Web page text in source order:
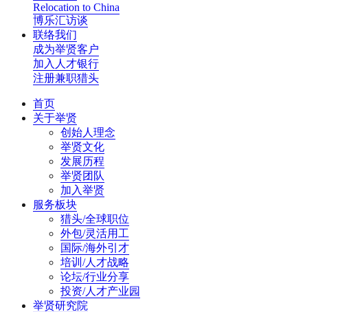
Relocation to China
博乐汇访谈
联络我们
成为举贤客户
加入人才银行
注册兼职猎头
首页
关于举贤
创始人理念
举贤文化
发展历程
举贤团队
加入举贤
服务板块
猎头/全球职位
外包/灵活用工
国际/海外引才
培训/人才战略
论坛/行业分享
投资/人才产业园
举贤研究院